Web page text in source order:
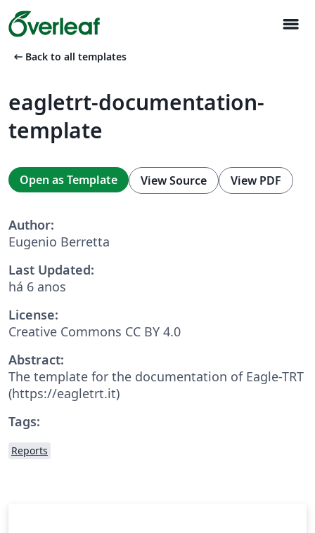
menu
arrow_left_alt Back to all templates
eagletrt-documentation-
template
Open as Template View Source View PDF
Author:
Eugenio Berretta
Last Updated:
há 6 anos
License:
Creative Commons CC BY 4.0
Abstract:
The template for the documentation of Eagle-TRT
(https://eagletrt.it)
Tags:
Reports